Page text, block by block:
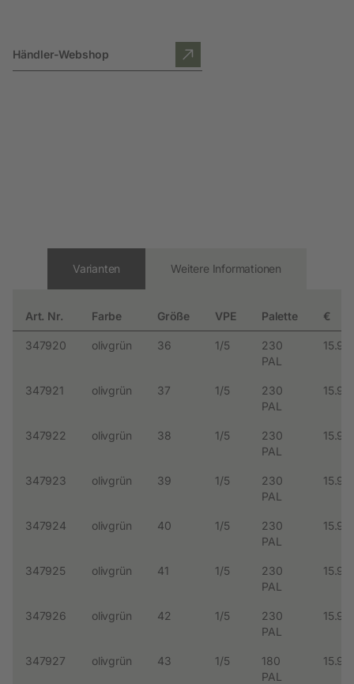
Händler-Webshop
Varianten
Art. Nr. Farbe Größe VPE Palette €
347920 olivgrün 36 1/5
230
PAL
15.99
347921 olivgrün 37 1/5
230
PAL
15.99
347922 olivgrün 38 1/5
230
PAL
15.99
347923 olivgrün 39 1/5
230
PAL
15.99
347924 olivgrün 40 1/5
230
PAL
15.99
347925 olivgrün 41 1/5
230
PAL
15.99
347926 olivgrün 42 1/5
230
PAL
15.99
347927 olivgrün 43 1/5
180
PAL
15.99
Weitere Informationen